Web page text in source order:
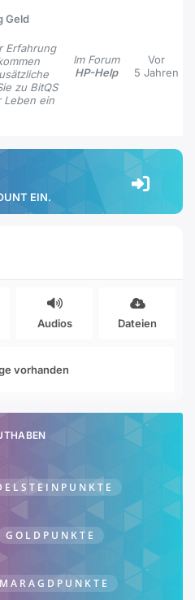
Geld
Erfahrung
zu BitQS
Leben ein
Im Forum
HP-Help
Vor
5 Jahren
EIN.
Audios Dateien
vorhanden
GOLDPUNKTE